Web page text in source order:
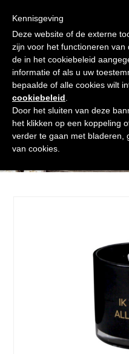
content
Afrekenen
Open
mobile
menu
Close
mobile
menu
Shop
Kennisgeving
Deze website of de externe
zijn voor het functioneren
de in het cookiebeleid
informatie of als u uw
bepaalde of alle cookies wilt
cookiebeleid
Door het sluiten van deze
het klikken op een koppeling
verder te gaan met bladeren,
van cookies.